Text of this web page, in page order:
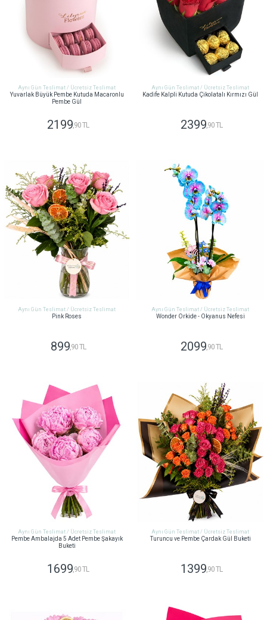
Aynı Gün Teslimat / Ücretsiz Teslimat
Yuvarlak Büyük Pembe Kutuda Macaronlu
Pembe Gül
2199 ,90 TL
Aynı Gün Teslimat / Ücretsiz Teslimat
Kadife Kalpli Kutuda Çikolatalı Kırmızı Gül
2399 ,90 TL
Aynı Gün Teslimat / Ücretsiz Teslimat
Pink Roses
899,90 TL
Aynı Gün Teslimat / Ücretsiz Teslimat
Wonder Orkide - Okyanus Nefesi
2099,90 TL
Aynı Gün Teslimat / Ücretsiz Teslimat
Pembe Ambalajda 5 Adet Pembe Şakayık
Buketi
1699 ,90 TL
Aynı Gün Teslimat / Ücretsiz Teslimat
Turuncu ve Pembe Çardak Gül Buketi
1399 ,90 TL